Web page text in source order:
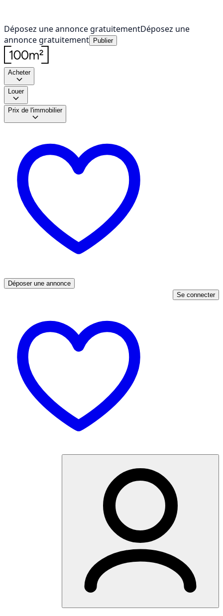
Déposez une annonce gratuitementDéposez une
annonce gratuitement
Publier
Acheter
Louer
Prix de l'immobilier
Déposer une annonce
Se connecter